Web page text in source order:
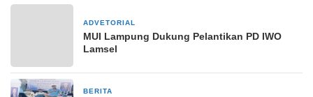
ADVETORIAL
MUI Lampung Dukung Pelantikan PD IWO
Lamsel
BERITA